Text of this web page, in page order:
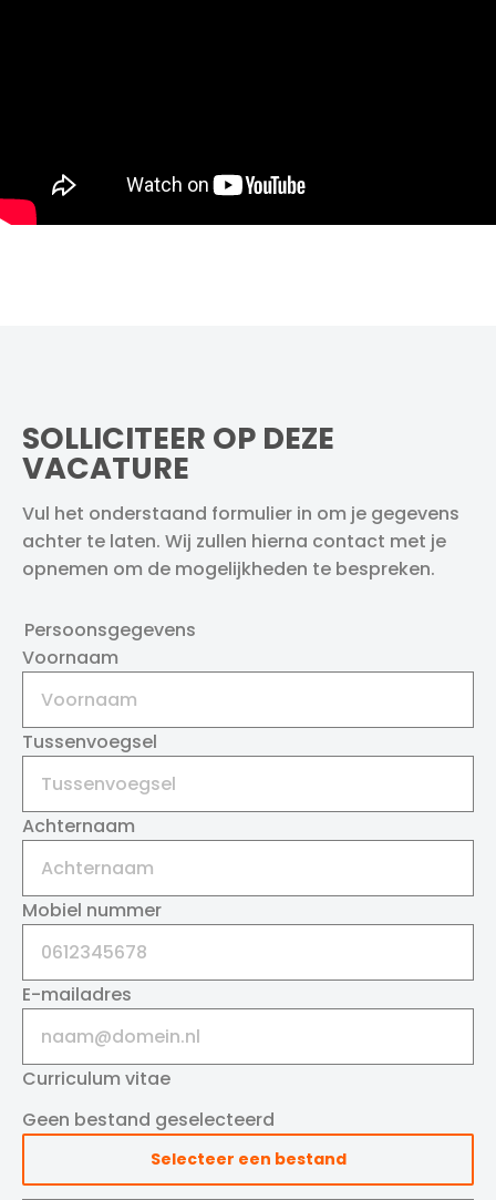
SOLLICITEER OP DEZE
VACATURE
Vul het onderstaand formulier in om je gegevens
achter te laten. Wij zullen hierna contact met je
opnemen om de mogelijkheden te bespreken.
Persoonsgegevens
Voornaam
Tussenvoegsel
Achternaam
Mobiel nummer
E-mailadres
Curriculum vitae
Geen bestand geselecteerd
Selecteer een bestand